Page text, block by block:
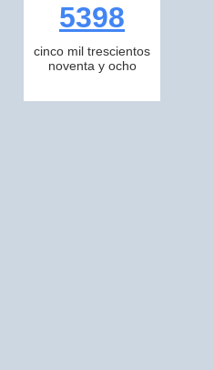
5398
cinco mil trescientos
noventa y ocho